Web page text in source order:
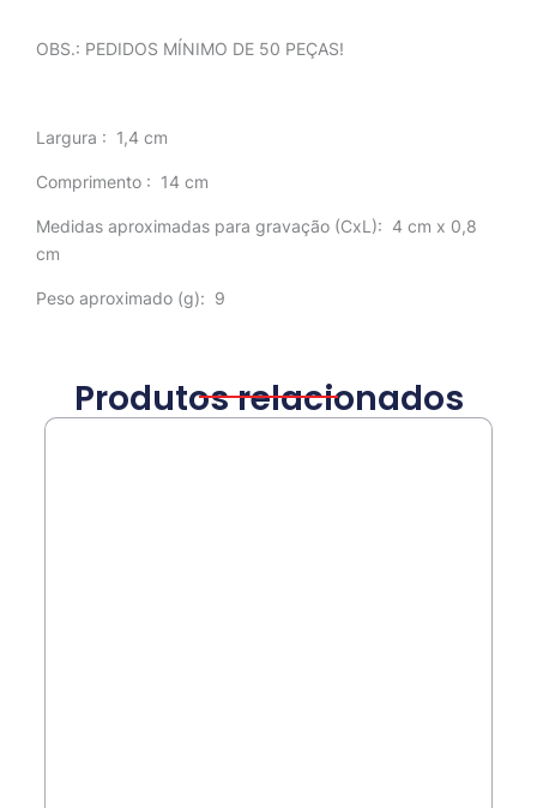
OBS.: PEDIDOS MÍNIMO DE 50 PEÇAS!
Largura : 1,4 cm
Comprimento : 14 cm
Medidas aproximadas para gravação (CxL): 4 cm x 0,8
cm
Peso aproximado (g): 9
Produtos relacionados